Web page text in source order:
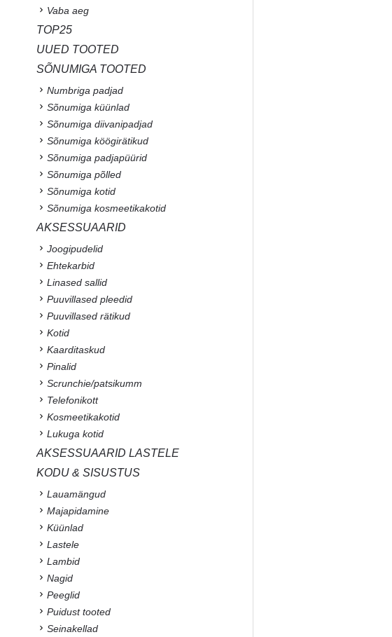
Vaba aeg
TOP25
UUED TOOTED
SÕNUMIGA TOOTED
Numbriga padjad
Sõnumiga küünlad
Sõnumiga diivanipadjad
Sõnumiga köögirätikud
Sõnumiga padjapüürid
Sõnumiga põlled
Sõnumiga kotid
Sõnumiga kosmeetikakotid
AKSESSUAARID
Joogipudelid
Ehtekarbid
Linased sallid
Puuvillased pleedid
Puuvillased rätikud
Kotid
Kaarditaskud
Pinalid
Scrunchie/patsikumm
Telefonikott
Kosmeetikakotid
Lukuga kotid
AKSESSUAARID LASTELE
KODU & SISUSTUS
Lauamängud
Majapidamine
Küünlad
Lastele
Lambid
Nagid
Peeglid
Puidust tooted
Seinakellad